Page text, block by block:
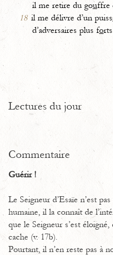
il me retire du gouffre
18 il me délivre d’un puiss
d’adversaires plus fo
Lectures du jour
Commentaire
Guérir !
Le Seigneur d’Esaïe n’est
humaine, il la connaît de
que le Seigneur s’est
cache (v. 17b).
Pourtant, il n’en reste pas à